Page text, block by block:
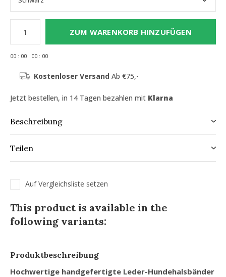
ZUM WARENKORB HINZUFÜGEN
00 : 00 : 00 : 00
Kostenloser Versand Ab €75,-
Jetzt bestellen, in 14 Tagen bezahlen mit Klarna
Beschreibung
Teilen
Auf Vergleichsliste setzen
This product is available in the
following variants:
Produktbeschreibung
Hochwertige handgefertigte Leder-Hundehalsbänder